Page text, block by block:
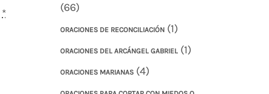
*
(66)
ORACIONES DE RECONCILIACIÓN(1)
ORACIONES DEL ARCÁNGEL GABRIEL(1)
ORACIONES MARIANAS(4)